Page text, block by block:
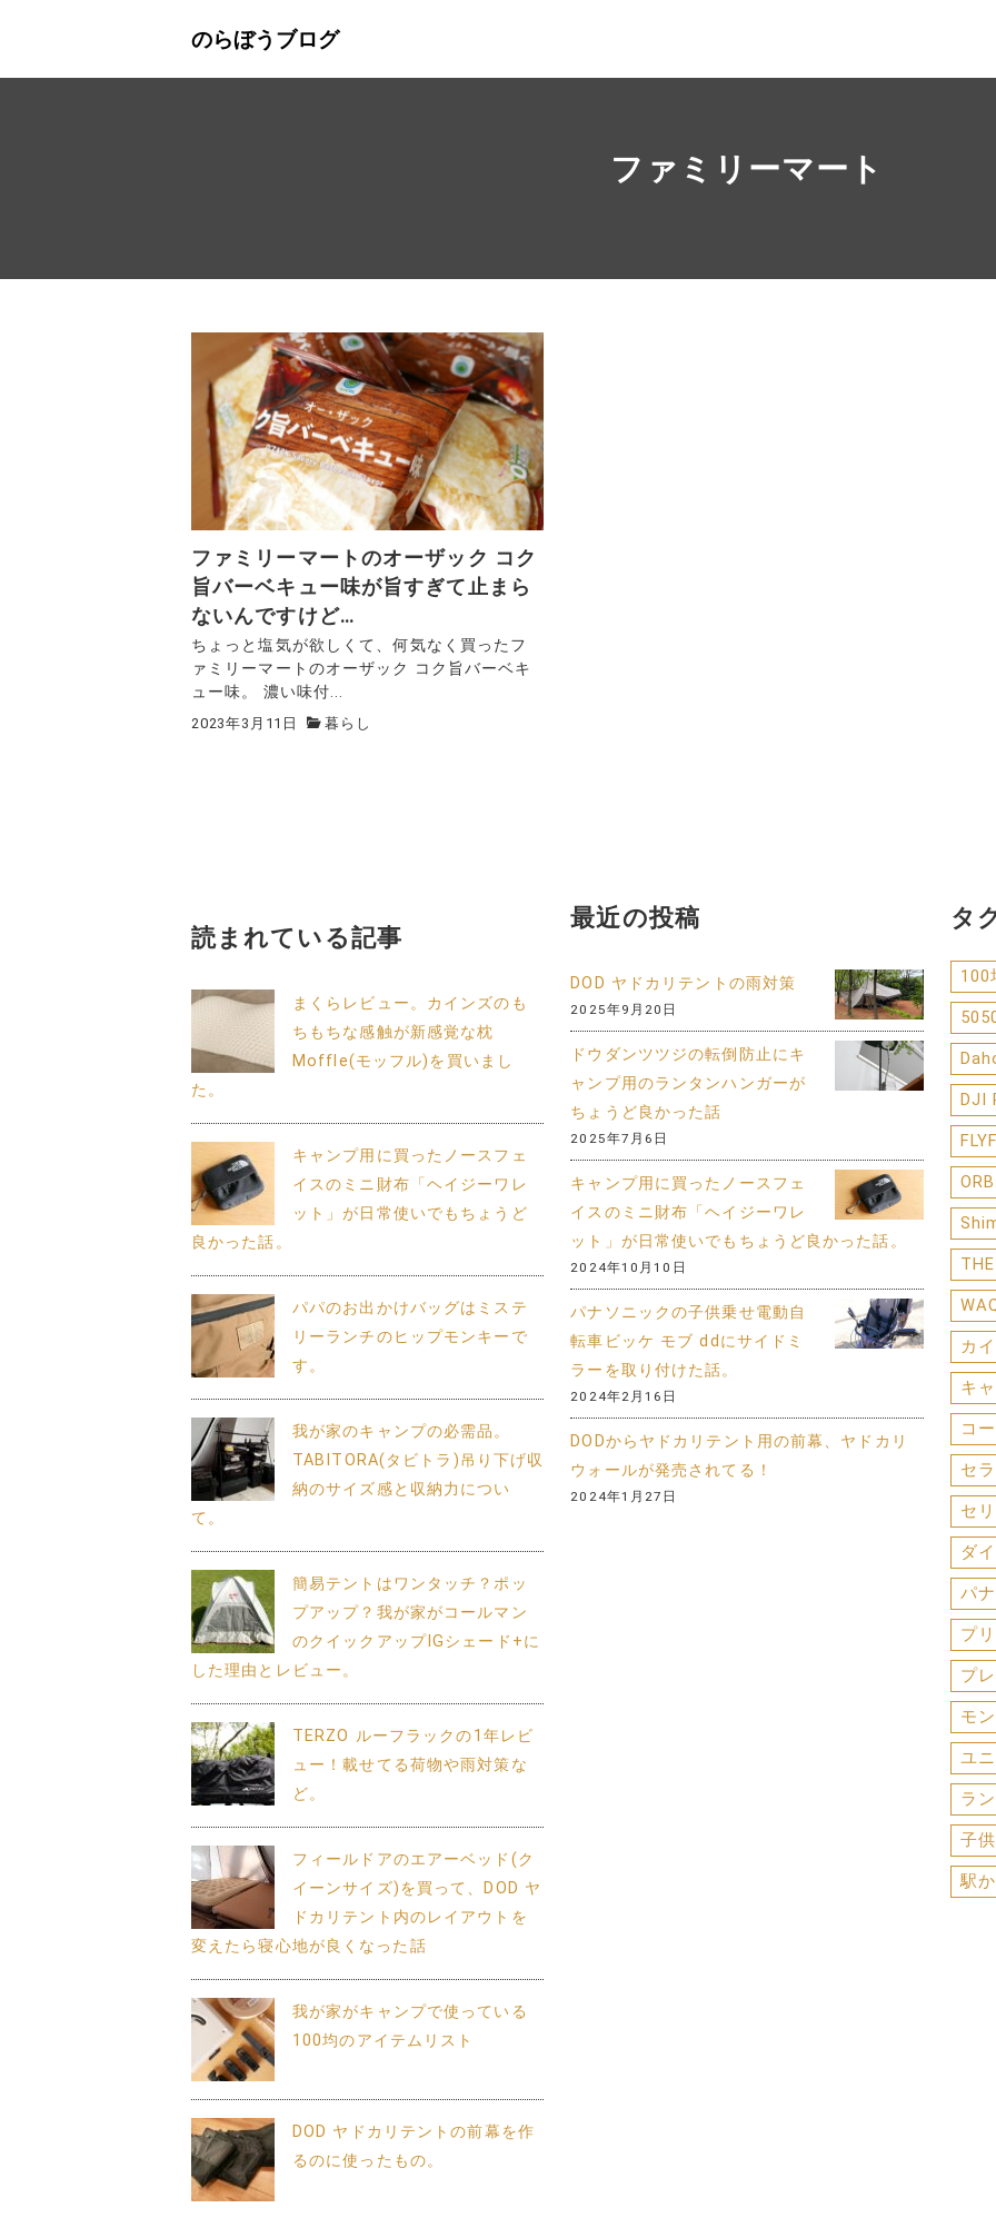
のらぼうブログ
ファミリーマート
ファミリーマートのオーザック コク
旨バーベキュー味が旨すぎて止まら
ないんですけど…
ちょっと塩気が欲しくて、何気なく買ったフ
ァミリーマートのオーザック コク旨バーベキ
ュー味。 濃い味付...
2023年3月11日 暮らし
読まれている記事
まくらレビュー。カインズのも
ちもちな感触が新感覚な枕
Moffle(モッフル)を買いまし
た。
キャンプ用に買ったノースフェ
イスのミニ財布「ヘイジーワレ
ット」が日常使いでもちょうど
良かった話。
パパのお出かけバッグはミステ
リーランチのヒップモンキーで
す。
我が家のキャンプの必需品。
TABITORA(タビトラ)吊り下げ収
納のサイズ感と収納力につい
て。
簡易テントはワンタッチ？ポッ
プアップ？我が家がコールマン
のクイックアップIGシェード+に
した理由とレビュー。
TERZO ルーフラックの1年レビ
ュー！載せてる荷物や雨対策な
ど。
フィールドアのエアーベッド(ク
イーンサイズ)を買って、DOD ヤ
ドカリテント内のレイアウトを
変えたら寝心地が良くなった話
我が家がキャンプで使っている
100均のアイテムリスト
DOD ヤドカリテントの前幕を作
るのに使ったもの。
最近の投稿
DOD ヤドカリテントの雨対策
2025年9月20日
ドウダンツツジの転倒防止にキ
ャンプ用のランタンハンガーが
ちょうど良かった話
2025年7月6日
キャンプ用に買ったノースフェ
イスのミニ財布「ヘイジーワレ
ット」が日常使いでもちょうど良かった話。
2024年10月10日
パナソニックの子供乗せ電動自
転車ビッケ モブ ddにサイドミ
ラーを取り付けた話。
2024年2月16日
DODからヤドカリテント用の前幕、ヤドカリ
ウォールが発売されてる！
2024年1月27日
タ
100
DJI
カ
キ
コ
セ
セ
ダ
パ
プ
プ
モ
ユ
ラ
子
駅